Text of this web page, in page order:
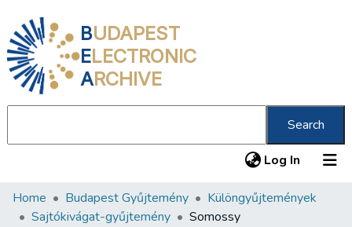
BUDAPEST
ELECTRONIC
ARCHIVE
Search
Log In (current)
Communities & Collections
Home Budapest Gyűjtemény
Különgyűjtemények
Sajtókivágat-gyűjtemény
Somossy